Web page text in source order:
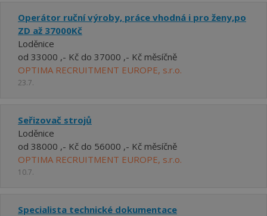
Operátor ruční výroby, práce vhodná i pro ženy,po
ZD až 37000Kč
Loděnice
od 33000 ,- Kč do 37000 ,- Kč měsíčně
OPTIMA RECRUITMENT EUROPE, s.r.o.
23.7.
Seřizovač strojů
Loděnice
od 38000 ,- Kč do 56000 ,- Kč měsíčně
OPTIMA RECRUITMENT EUROPE, s.r.o.
10.7.
Specialista technické dokumentace